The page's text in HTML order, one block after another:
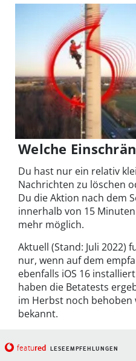
Welche
Du hast nur ein relativ
Nachrichten zu löschen
Du die Aktion nach dem
innerhalb von 15
mehr möglich.
Aktuell (Stand: Juli 2022)
nur, wenn auf dem
ebenfalls iOS 16
haben die Betatests
im Herbst noch
bekannt.
featured LESEEMPFEHLUNGEN